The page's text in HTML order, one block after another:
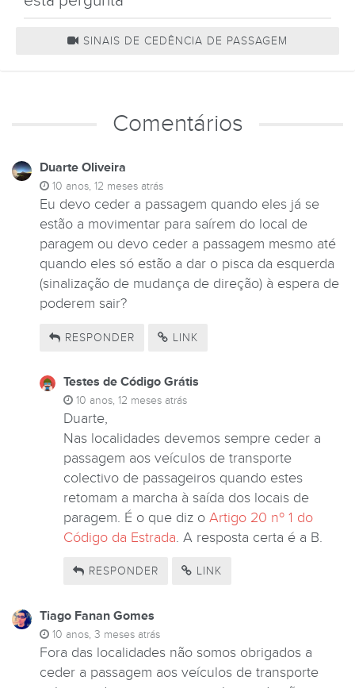
SINAIS DE CEDÊNCIA DE PASSAGEM
Comentários
Duarte Oliveira
10 anos, 12 meses atrás
Eu devo ceder a passagem quando eles já se
estão a movimentar para saírem do local de
paragem ou devo ceder a passagem mesmo até
quando eles só estão a dar o pisca da esquerda
(sinalização de mudança de direção) à espera de
poderem sair?
RESPONDER LINK
Testes de Código Grátis
10 anos, 12 meses atrás
Duarte,
Nas localidades devemos sempre ceder a
passagem aos veículos de transporte
colectivo de passageiros quando estes
retomam a marcha à saída dos locais de
paragem. É o que diz o Artigo 20 nº 1 do
Código da Estrada. A resposta certa é a B.
RESPONDER LINK
Tiago Fanan Gomes
10 anos, 3 meses atrás
Fora das localidades não somos obrigados a
ceder a passagem aos veículos de transporte